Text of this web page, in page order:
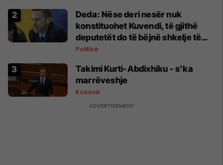
Deda: Nëse deri nesër nuk
konstituohet Kuvendi, të gjithë
deputetët do të bëjnë shkelje të
rëndë kushtetuese
Politikë
Takimi Kurti-Abdixhiku - s'ka
marrëveshje
Kosovë